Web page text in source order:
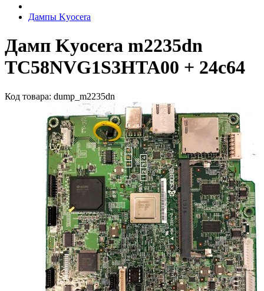
Дампы Kyocera
Дамп Kyocera m2235dn
TC58NVG1S3HTA00 + 24с64
Код товара: dump_m2235dn